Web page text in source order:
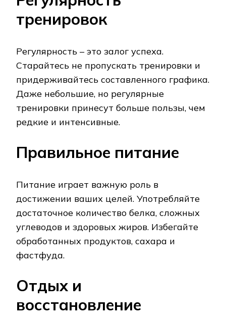
тренировок
Регулярность – это залог успеха.
Старайтесь не пропускать тренировки и
придерживайтесь составленного графика.
Даже небольшие, но регулярные
тренировки принесут больше пользы, чем
редкие и интенсивные.
Правильное питание
Питание играет важную роль в
достижении ваших целей. Употребляйте
достаточное количество белка, сложных
углеводов и здоровых жиров. Избегайте
обработанных продуктов, сахара и
фастфуда.
Отдых и
восстановление